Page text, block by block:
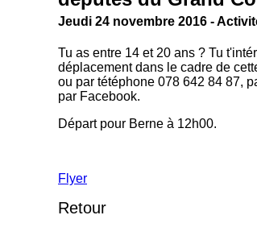
Jeudi 24 novembre 2016 -
Tu as entre 14 et 20 ans ? Tu
déplacement dans le cadre de
ou par tétéphone 078 642 84 87,
par Facebook.
Départ pour Berne à 12h00.
Flyer
Retour